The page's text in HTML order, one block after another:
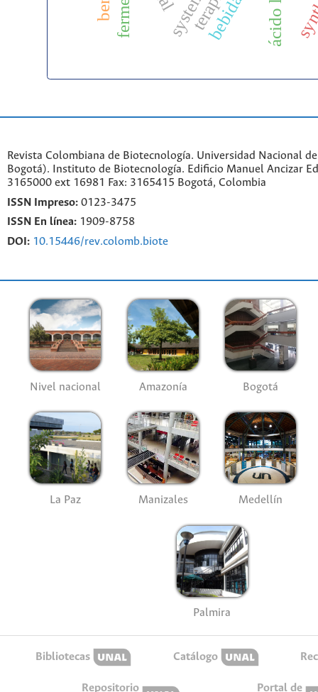
Revista Colombiana de Biotecnología. Universidad Nacional
Bogotá). Instituto de Biotecnología. Edificio Manuel Ancizar
3165000 ext 16981 Fax: 3165415 Bogotá, Colombia
ISSN Impreso: 0123-3475
ISSN En línea: 1909-8758
DOI: 10.15446/rev.colomb.biote
Nivel nacional Amazonía Bogotá
La Paz Manizales Medellín
Palmira
Bibliotecas Catálogo
Repositorio
Portal de